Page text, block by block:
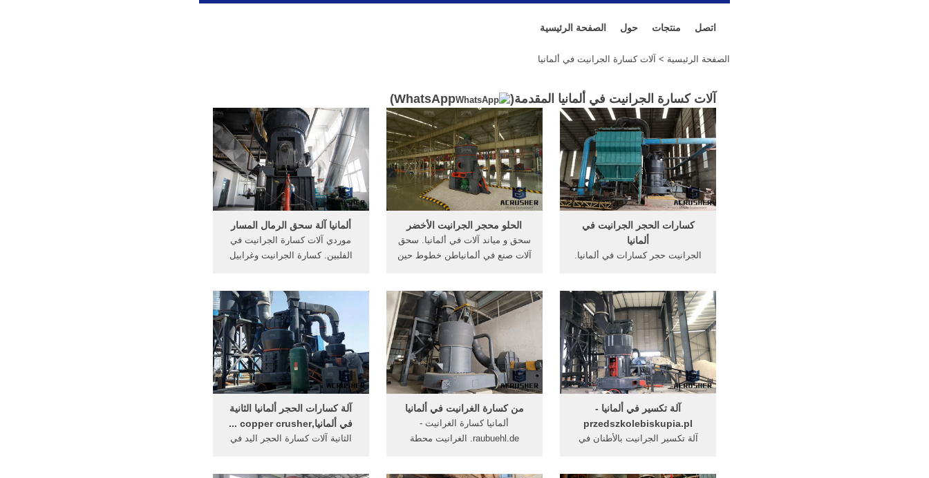
الصفحة الرئيسية حول منتجات اتصل
الصفحة الرئيسية > آلات كسارة الجرانيت في ألمانيا
آلات كسارة الجرانيت في ألمانيا المقدمة( WhatsApp
)
ألمانيا آلة سحق الرمال المسار
موردي آلات كسارة الجرانيت في
الفلبين. كسارة الجرانيت وغرابيل
الجرانيت كيلي في جنوب أفريقيا, إن
ايران هي سوق مهمة جدا في
الشرق الأوسط كل عام ...
الحلو محجر الجرانيت الأخضر
سحق و مياند آلات في ألمانيا. سحق
آلات صنع في ألمانياطن خطوط حين
online】 منتدي المحاجر الجرنيت -
brandonleeeu
كسارات الحجر الجرانيت في
ألمانيا
الجرانيت حجر كسارات في ألمانيا.
في ألمانيا. الحصول على السعر
والدعم » الجرانيت المحمول محطة
كسارة الحجر.
آلة كسارات الحجر ألمانيا الثانية
في ألمانيا,copper crusher ...
الثانية آلات كسارة الحجر اليد في
من كسارة الغرانيت في ألمانيا
ألمانيا كسارة الغرانيت -
raubuehl.de. الغرانيت محطة
آلة تكسير في ألمانيا -
przedszkolebiskupia.pl
آلة تكسير الجرانيت بالأطنان في